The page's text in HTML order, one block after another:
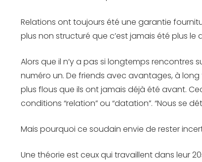
Relations ont toujours été une garantie
plus non structuré que c’est jamais été plus
Alors que il n’y a pas si longtemps
numéro un. De friends avec avantages, à
plus flous que ils ont jamais déjà été avant.
conditions “relation” ou “datation”. “Nous se
Mais pourquoi ce soudain envie de rester
Une théorie est ceux qui travaillent dans leur